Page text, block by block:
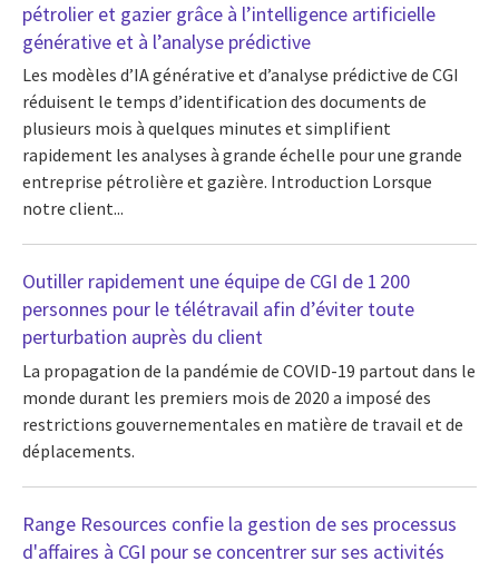
pétrolier et gazier grâce à l’intelligence artificielle
générative et à l’analyse prédictive
Les modèles d’IA générative et d’analyse prédictive de CGI
réduisent le temps d’identification des documents de
plusieurs mois à quelques minutes et simplifient
rapidement les analyses à grande échelle pour une grande
entreprise pétrolière et gazière. Introduction Lorsque
notre client...
Outiller rapidement une équipe de CGI de 1 200
personnes pour le télétravail afin d’éviter toute
perturbation auprès du client
La propagation de la pandémie de COVID-19 partout dans le
monde durant les premiers mois de 2020 a imposé des
restrictions gouvernementales en matière de travail et de
déplacements.
Range Resources confie la gestion de ses processus
d'affaires à CGI pour se concentrer sur ses activités